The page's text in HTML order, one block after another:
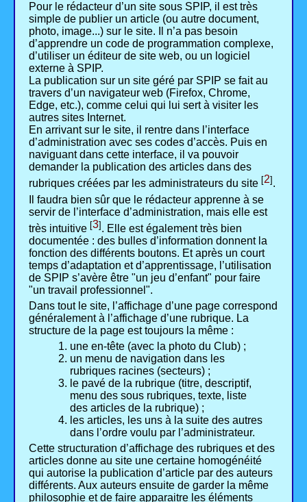
Pour le rédacteur d’un site sous SPIP, il est très
simple de publier un article (ou autre document,
photo, image...) sur le site. Il n’a pas besoin
d’apprendre un code de programmation complexe,
d’utiliser un éditeur de site web, ou un logiciel
externe à SPIP.
La publication sur un site géré par SPIP se fait au
travers d’un navigateur web (Firefox, Chrome,
Edge, etc.), comme celui qui lui sert à visiter les
autres sites Internet.
En arrivant sur le site, il rentre dans l’interface
d’administration avec ses codes d’accès. Puis en
naviguant dans cette interface, il va pouvoir
demander la publication des articles dans des
rubriques créées par les administrateurs du site [2] .
Il faudra bien sûr que le rédacteur apprenne à se
servir de l’interface d’administration, mais elle est
très intuitive [3]. Elle est également très bien
documentée : des bulles d’information donnent la
fonction des différents boutons. Et après un court
temps d’adaptation et d’apprentissage, l’utilisation
de SPIP s’avère être "un jeu d’enfant" pour faire
"un travail professionnel".
Dans tout le site, l’affichage d’une page correspond
généralement à l’affichage d’une rubrique. La
structure de la page est toujours la même :
une en-tête (avec la photo du Club) ;
un menu de navigation dans les
rubriques racines (secteurs) ;
le pavé de la rubrique (titre, descriptif,
menu des sous rubriques, texte, liste
des articles de la rubrique) ;
les articles, les uns à la suite des autres
dans l’ordre voulu par l’administrateur.
Cette structuration d’affichage des rubriques et des
articles donne au site une certaine homogénéité
qui autorise la publication d’article par des auteurs
différents. Aux auteurs ensuite de garder la même
philosophie et de faire apparaitre les éléments